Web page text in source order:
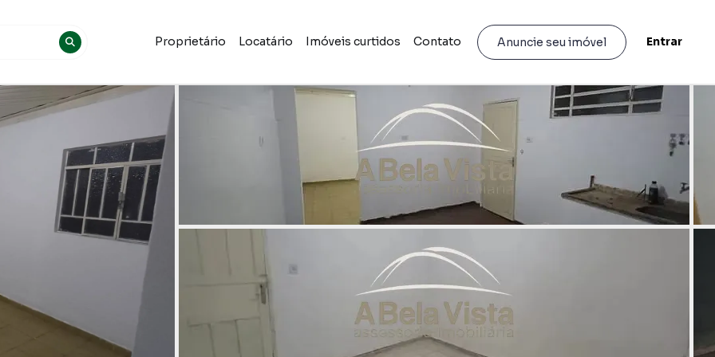
Proprietário Locatário Imóveis curtidos Contato Anuncie seu imóvel Entrar